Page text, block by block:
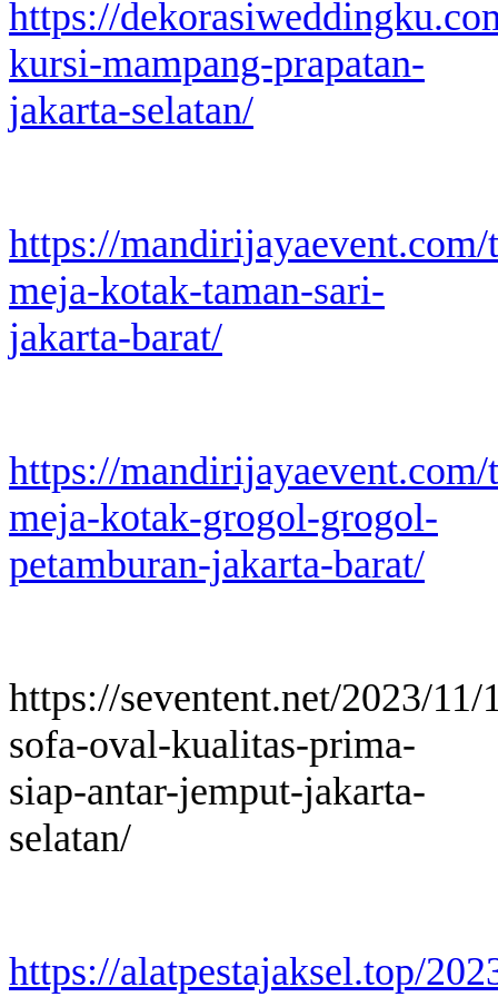
https://
kursi-mampang-prapatan-
jakarta-selatan/
https://mandirijayaevent.com/
meja-kotak-taman-sari-
jakarta-barat/
https://mandirijayaevent.com/
meja-kotak-grogol-grogol-
petamburan-jakarta-barat/
https://seventent.net/2023/11/
sofa-oval-kualitas-prima-
siap-antar-jemput-jakarta-
selatan/
https://alatpestajaksel.top/